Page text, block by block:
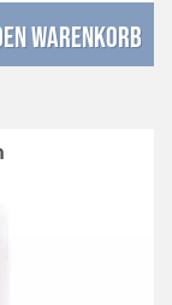
Warenkorb